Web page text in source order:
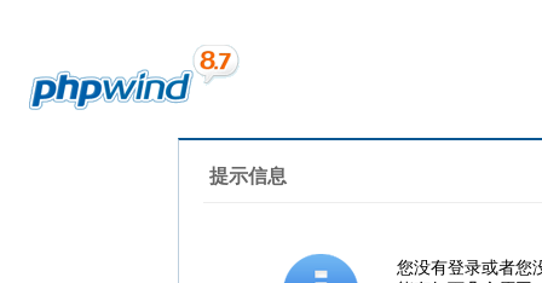
提示信息
您没有登录或者您